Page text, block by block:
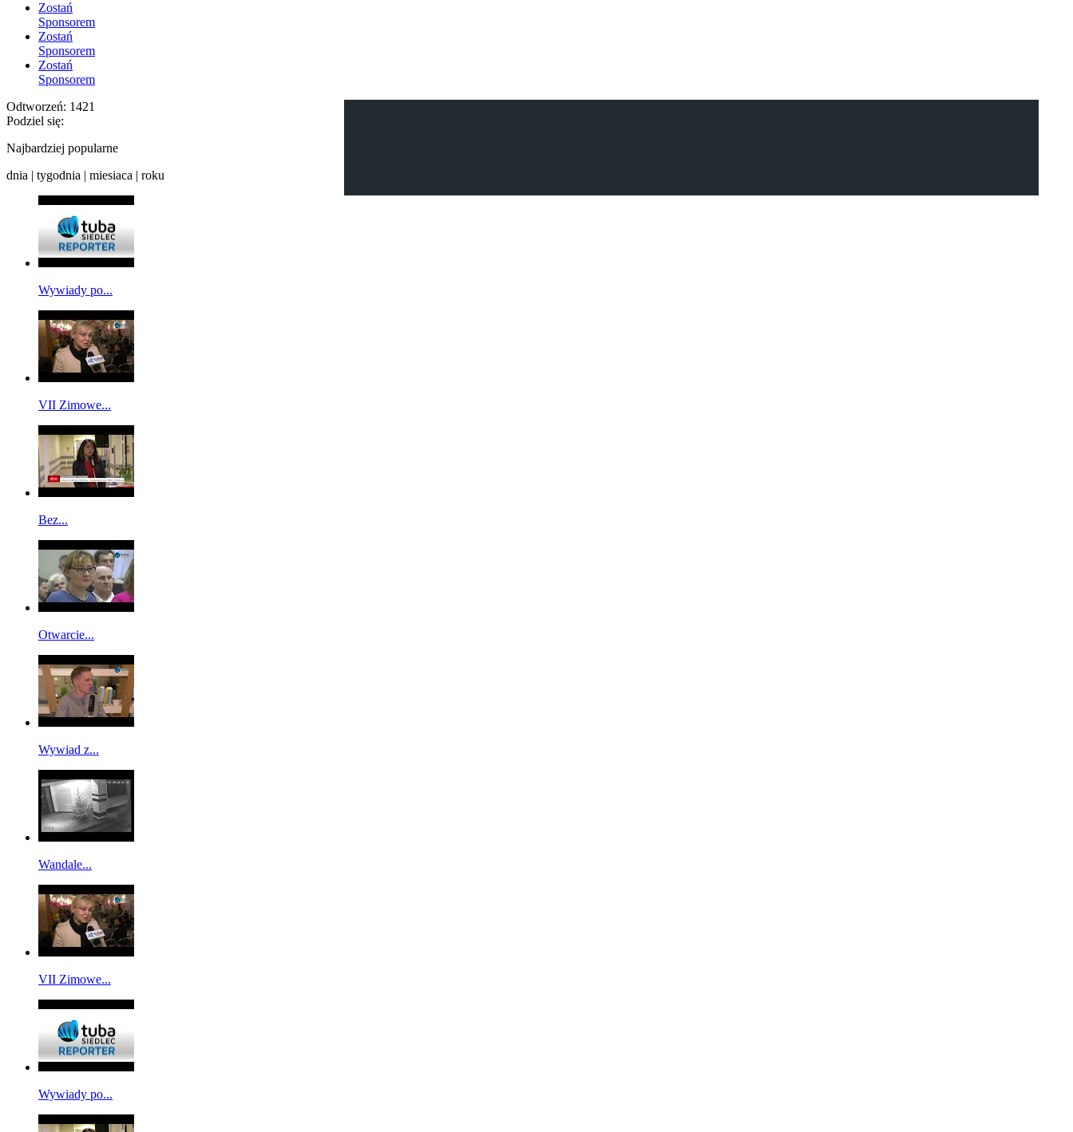
Zostań
Sponsorem
Zostań
Sponsorem
Zostań
Sponsorem
Odtworzeń: 1421
Podziel się:
Najbardziej popularne
dnia | tygodnia | miesiaca | roku
Wywiady po...
VII Zimowe...
Bez...
Otwarcie...
Wywiad z...
Wandale...
VII Zimowe...
Wywiady po...